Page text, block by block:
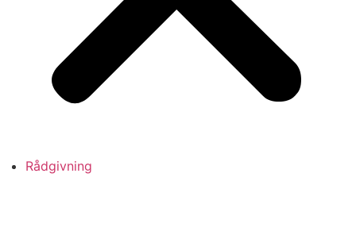
Rådgivning